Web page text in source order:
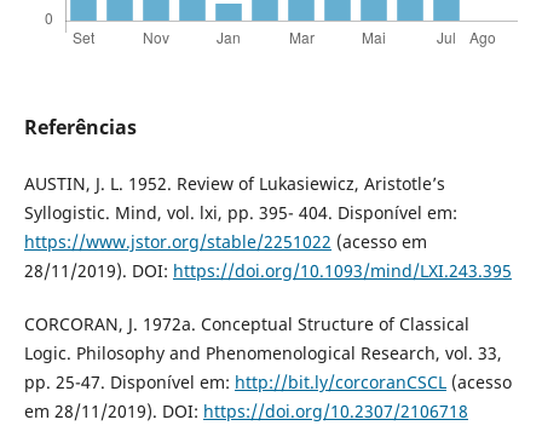
Referências
AUSTIN, J. L. 1952. Review of Lukasiewicz, Aristotle’s
Syllogistic. Mind, vol. lxi, pp. 395- 404. Disponível em:
https://www.jstor.org/stable/2251022 (acesso em
28/11/2019). DOI: https://doi.org/10.1093/mind/LXI.243.395
CORCORAN, J. 1972a. Conceptual Structure of Classical
Logic. Philosophy and Phenomenological Research, vol. 33,
pp. 25-47. Disponível em: http://bit.ly/corcoranCSCL(acesso
em 28/11/2019). DOI: https://doi.org/10.2307/2106718